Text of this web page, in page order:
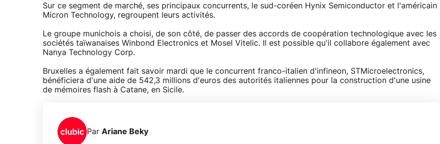
Sur ce segment de marché, ses principaux concurrents, le sud-coréen Hynix Semiconductor et l'américain
Micron Technology, regroupent leurs activités.
Le groupe munichois a choisi, de son côté, de passer des accords de coopération technologique avec les
sociétés taïwanaises Winbond Electronics et Mosel Vitelic. Il est possible qu'il collabore également avec
Nanya Technology Corp.
Bruxelles a également fait savoir mardi que le concurrent franco-italien d'infineon, STMicroelectronics,
bénéficiera d'une aide de 542,3 millions d'euros des autorités italiennes pour la construction d'une usine
de mémoires flash à Catane, en Sicile.
Par Ariane Beky